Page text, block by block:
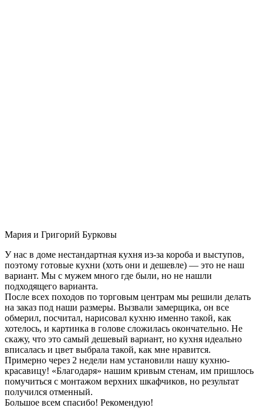
Мария и Григорий Бурковы
У нас в доме нестандартная кухня из-за короба и выступов,
поэтому готовые кухни (хоть они и дешевле) — это не наш
вариант. Мы с мужем много где были, но не нашли
подходящего варианта.
После всех походов по торговым центрам мы решили делать
на заказ под наши размеры. Вызвали замерщика, он все
обмерил, посчитал, нарисовал кухню именно такой, как
хотелось, и картинка в голове сложилась окончательно. Не
скажу, что это самый дешевый вариант, но кухня идеально
вписалась и цвет выбрала такой, как мне нравится.
Примерно через 2 недели нам установили нашу кухню-
красавицу! «Благодаря» нашим кривым стенам, им пришлось
помучиться с монтажом верхних шкафчиков, но результат
получился отменный.
Большое всем спасибо! Рекомендую!